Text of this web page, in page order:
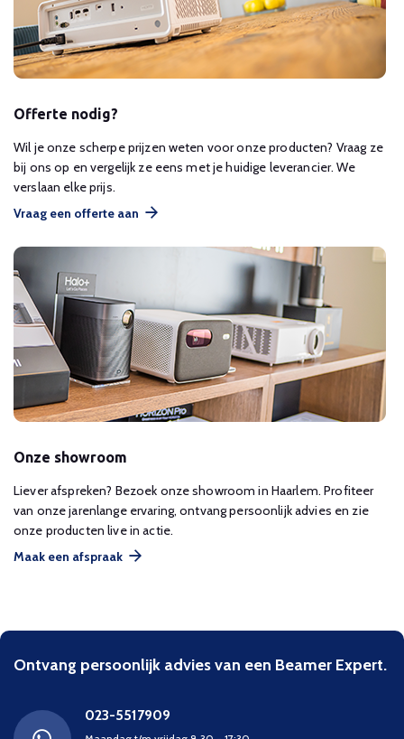
Offerte nodig?
Wil je onze scherpe prijzen weten voor onze producten? Vraag ze
bij ons op en vergelijk ze eens met je huidige leverancier. We
verslaan elke prijs.
Vraag een offerte aan
Onze showroom
Liever afspreken? Bezoek onze showroom in Haarlem. Profiteer
van onze jarenlange ervaring, ontvang persoonlijk advies en zie
onze producten live in actie.
Maak een afspraak
Ontvang persoonlijk advies van een Beamer Expert.
023-5517909